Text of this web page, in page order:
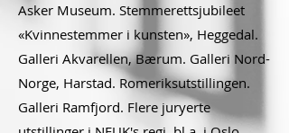
Asker Museum. Stemmerettsjubileet
«Kvinnestemmer i kunsten», Heggedal.
Galleri Akvarellen, Bærum. Galleri Nord-
Norge, Harstad. Romeriksutstillingen.
Galleri Ramfjord. Flere juryerte